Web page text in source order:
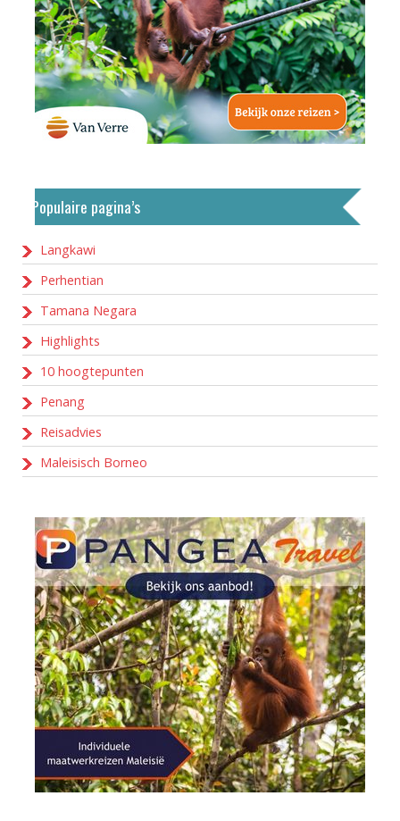
Populaire pagina’s
Langkawi
Perhentian
Tamana Negara
Highlights
10 hoogtepunten
Penang
Reisadvies
Maleisisch Borneo